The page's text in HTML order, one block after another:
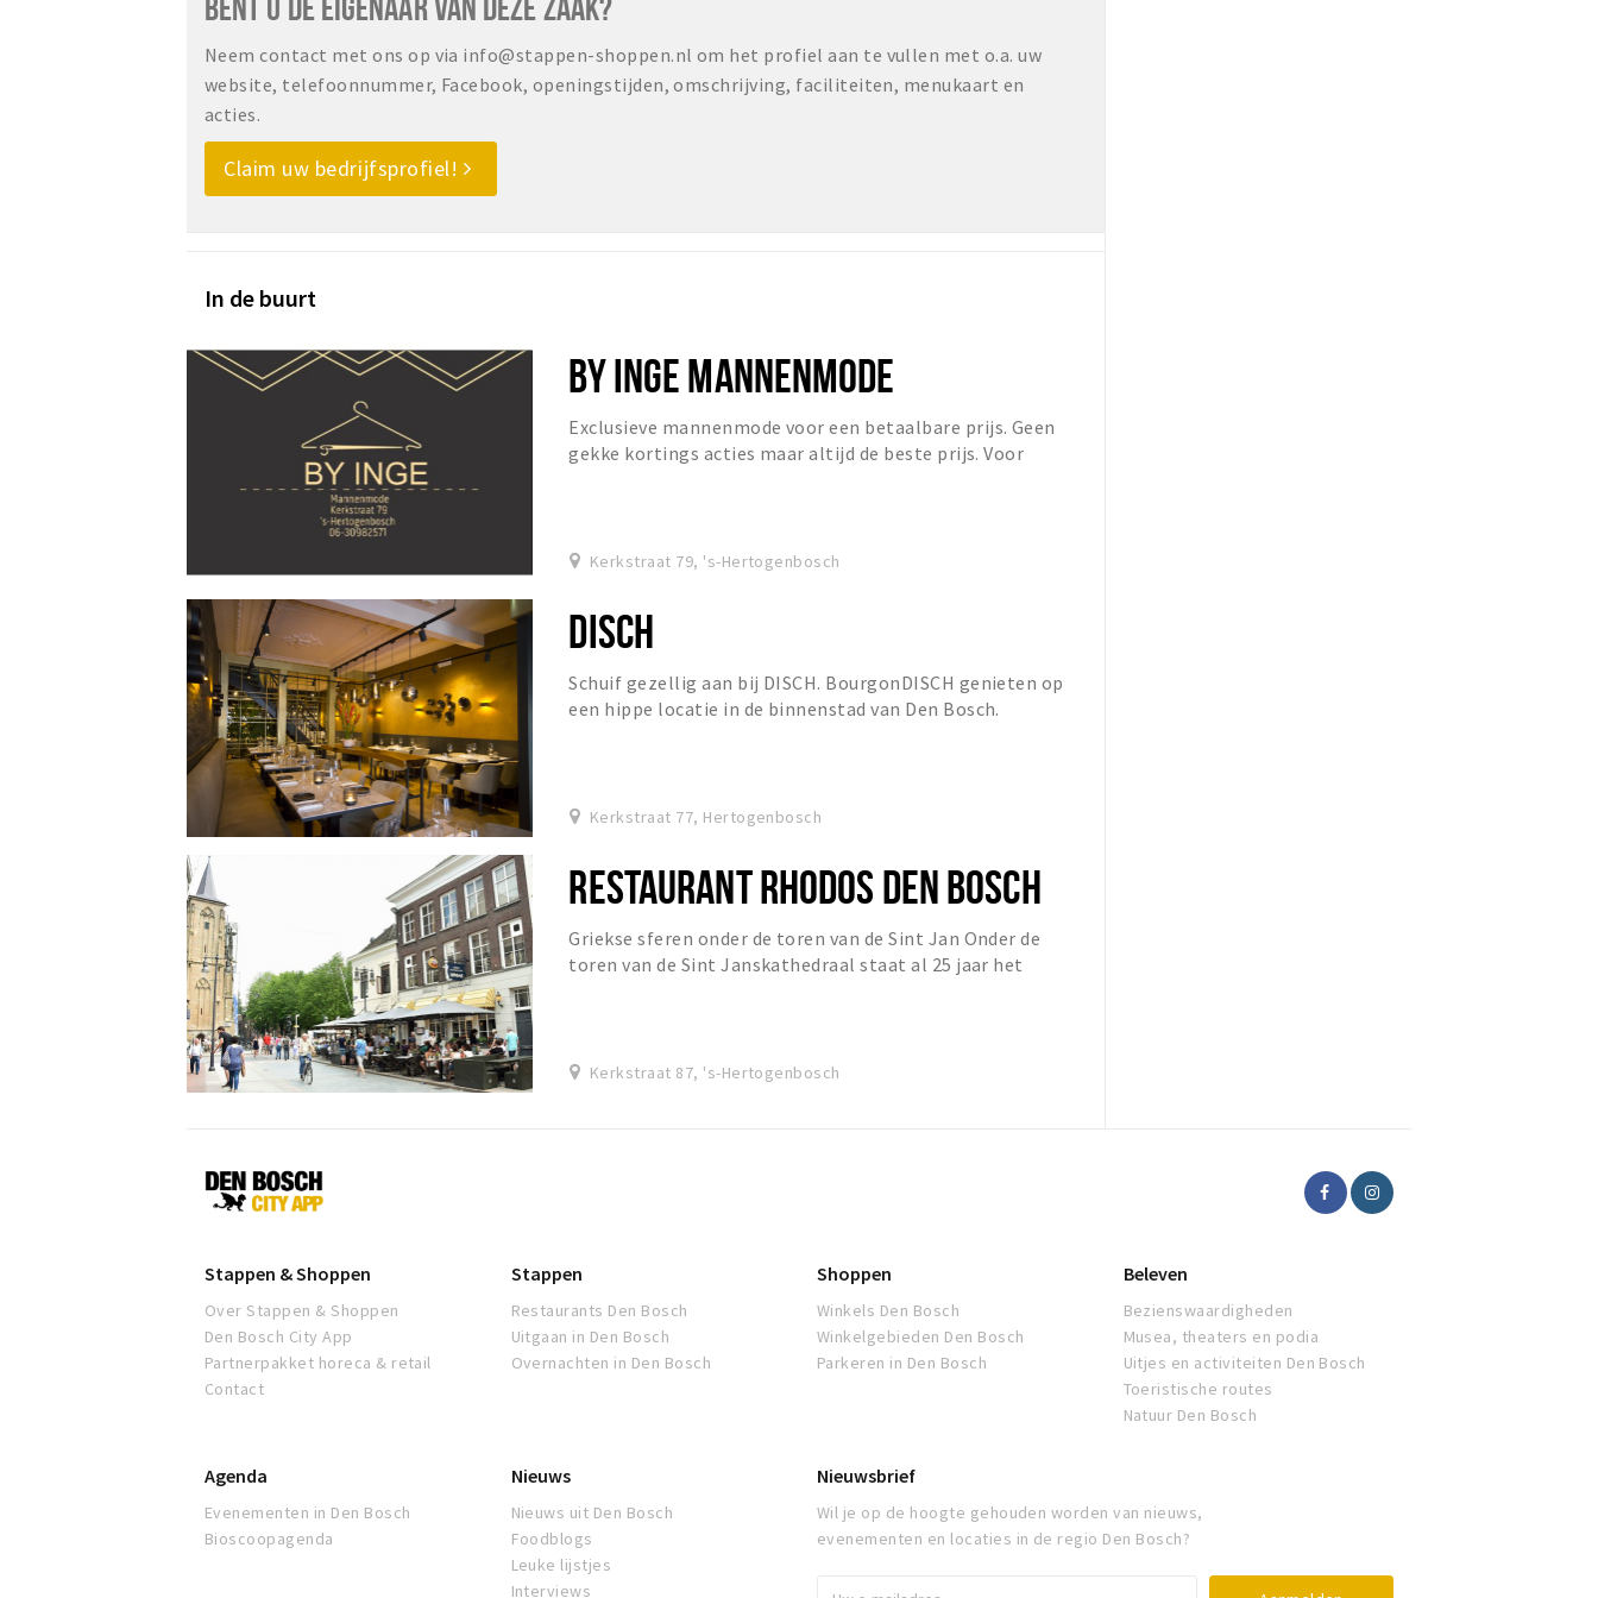
Neem contact met ons op via info@stappen-shoppen.nl om het profiel aan te vullen met o.a. uw
website, telefoonnummer, Facebook, openingstijden, omschrijving, faciliteiten, menukaart en
acties.
Claim uw bedrijfsprofiel!
In de buurt
BY INGE MANNENMODE
Exclusieve mannenmode voor een betaalbare prijs. Geen
gekke kortings acties maar altijd de beste prijs. Voor
Kerkstraat 79, 's-Hertogenbosch
DISCH
Schuif gezellig aan bij DISCH. BourgonDISCH genieten op
een hippe locatie in de binnenstad van Den Bosch.
Kerkstraat 77, Hertogenbosch
RESTAURANT RHODOS DEN BOSCH
Griekse sferen onder de toren van de Sint Jan Onder de
toren van de Sint Janskathedraal staat al 25 jaar het
Kerkstraat 87, 's-Hertogenbosch
Den
Bosch
Stappen & Shoppen
Over Stappen & Shoppen
Den Bosch City App
Partnerpakket horeca & retail
Contact
Stappen
Restaurants Den Bosch
Uitgaan in Den Bosch
Overnachten in Den Bosch
Shoppen
Winkels Den Bosch
Winkelgebieden Den Bosch
Parkeren in Den Bosch
Beleven
Bezienswaardigheden
Musea, theaters en podia
Uitjes en activiteiten Den Bosch
Toeristische routes
Natuur Den Bosch
Agenda
Evenementen in Den Bosch
Bioscoopagenda
Nieuws
Nieuws uit Den Bosch
Foodblogs
Leuke lijstjes
Interviews
Nieuwsbrief
Wil je op de hoogte gehouden worden van nieuws,
evenementen en locaties in de regio Den Bosch?